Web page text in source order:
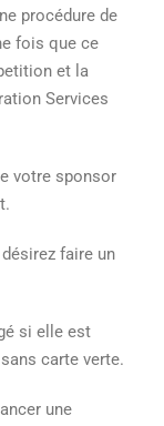
procédure de
fois que ce
et la
Services
votre sponsor
faire un
si elle est
carte verte.
une